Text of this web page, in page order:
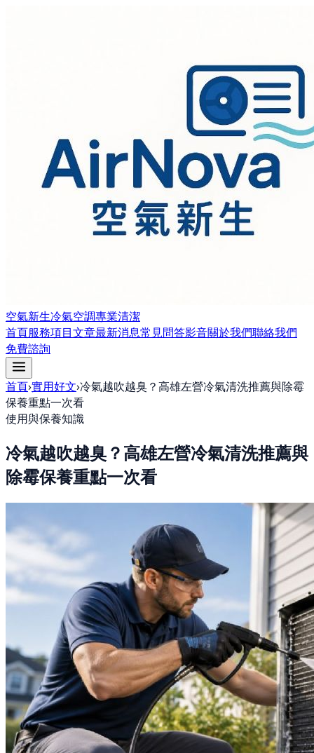
空氣新生冷氣空調專業清潔
首頁服務項目文章最新消息常見問答影音關於我們聯絡我們
免費諮詢
首頁›實用好文›冷氣越吹越臭？高雄左營冷氣清洗推薦與除霉
保養重點一次看
使用與保養知識
冷氣越吹越臭？高雄左營冷氣清洗推薦與
除霉保養重點一次看